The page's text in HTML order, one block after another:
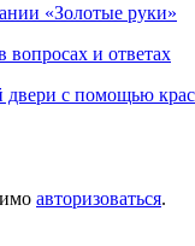
«Золотые руки»
и ответах
двери с помощью
авторизоваться.